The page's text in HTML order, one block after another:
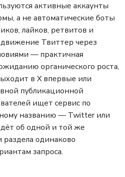
активные аккаунты
а не автоматические боты
лайков, ретвитов и
Твиттер через
— практичная
органического роста,
в X впервые или
публикационной
ищет сервис по
названию — Twitter или
об одной и той же
раздела одинаково
запроса.